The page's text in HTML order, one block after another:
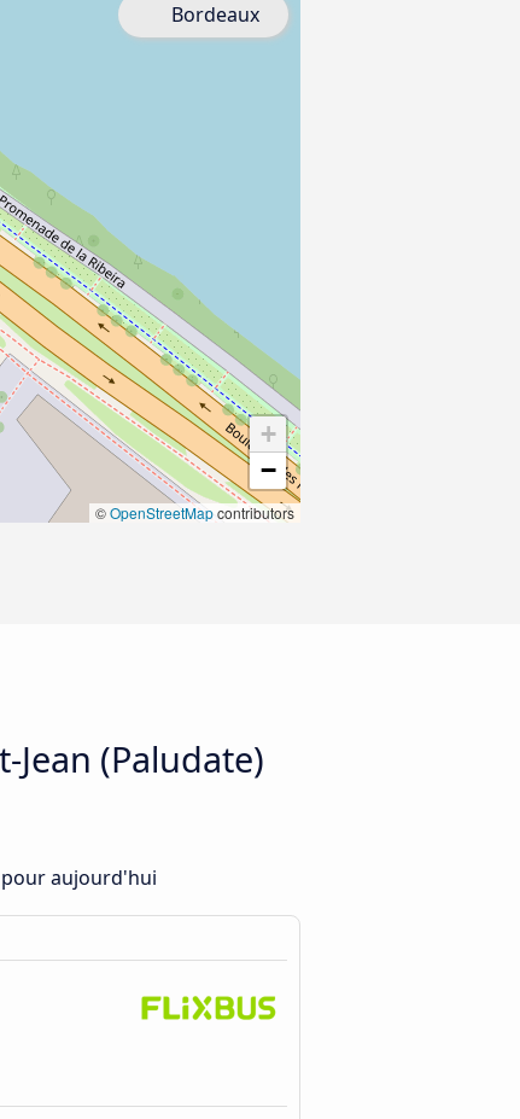
+
−
©OpenStreetMapcontributors
Bordeaux
(Paludate)
pour aujourd'hui